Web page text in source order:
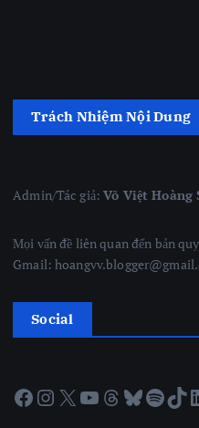
Trách Nhiệm Nội Dung
Admin/Tác giả:Võ Việt Hoàng
Mọi vấn đề liên quan đến bản
Gmail:
Social
Facebook Instagram X YouTube Threads Bluesky Spotify TikTok